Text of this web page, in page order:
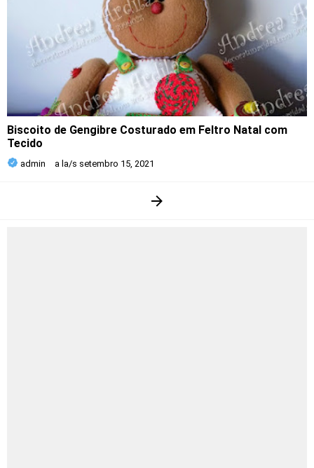
Biscoito de Gengibre Costurado em Feltro Natal com
Tecido
admin a la/s setembro 15, 2021